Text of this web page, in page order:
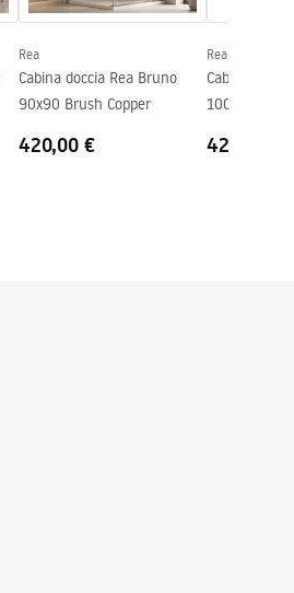
Rea
Cabina doccia Rea Bruno
90x90 Brush Copper
420,00 €
Rea
Cabina
100x80
428,00 €